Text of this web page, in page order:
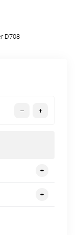
D708